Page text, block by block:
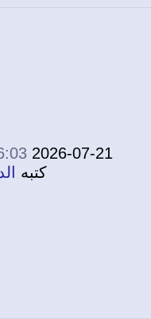
2026-07-21
06:03 AM
كتبهالدحيم